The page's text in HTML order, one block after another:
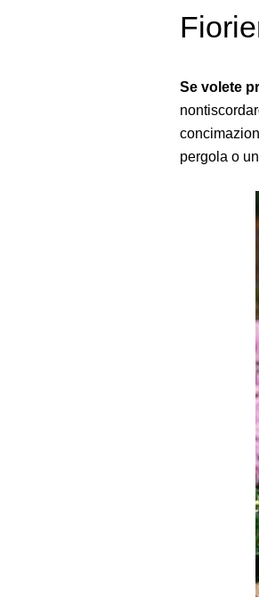
Se volete
pergola o